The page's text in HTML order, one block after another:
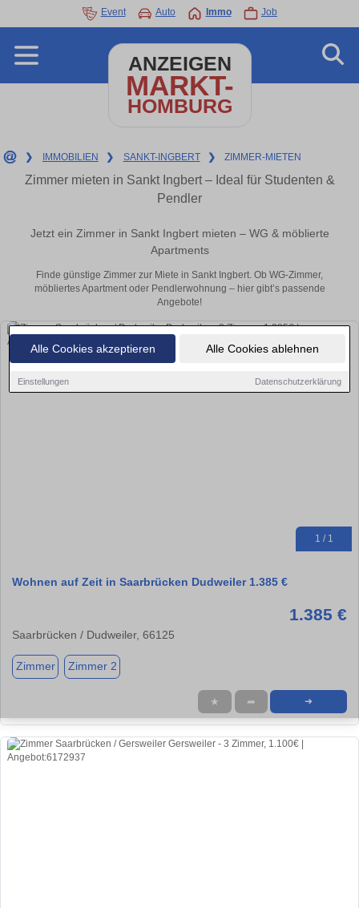
Alle Cookies akzeptieren Alle Cookies ablehnen
Einstellungen Datenschutzerklärung
Event Auto Immo Job
ANZEIGEN
MARKT-
HOMBURG
❯ IMMOBILIEN ❯ SANKT-INGBERT ❯ ZIMMER-MIETEN
Zimmer mieten in Sankt Ingbert – Ideal für Studenten &
Pendler
Jetzt ein Zimmer in Sankt Ingbert mieten – WG & möblierte
Apartments
Finde günstige Zimmer zur Miete in Sankt Ingbert. Ob WG-Zimmer,
möbliertes Apartment oder Pendlerwohnung – hier gibt’s passende
Angebote!
1 / 1
Wohnen auf Zeit in Saarbrücken Dudweiler 1.385 €
1.385 €
Saarbrücken / Dudweiler, 66125
Zimmer Zimmer 2
★ ➦ ➜